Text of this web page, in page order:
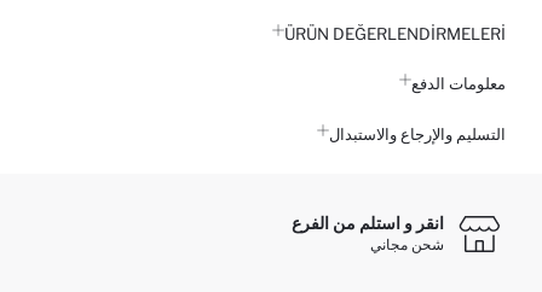
ÜRÜN DEĞERLENDİRMELERİ
معلومات الدفع
التسليم والإرجاع والاستبدال
انقر و استلم من الفرع
شحن مجاني